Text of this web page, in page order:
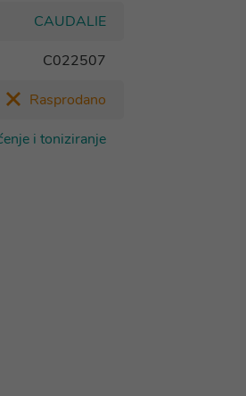
CAUDALIE
C022507
Rasprodano
i toniziranje